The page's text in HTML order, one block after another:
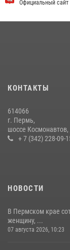
13 июля 2026, 10:43
17 июля 2026, 10:34
30 июля 2026, 05:19
Официальный сайт
КОНТАКТЫ
614066
г. Пермь,
шоссе Космонавтов,
+ 7 (342) 228-09-
НОВОСТИ
В Пермском крае
женщину, ...
07 августа 2026, 10:23